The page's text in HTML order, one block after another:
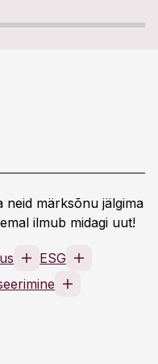
neid märksõnu jälgima
ilmub midagi uut!
ESG